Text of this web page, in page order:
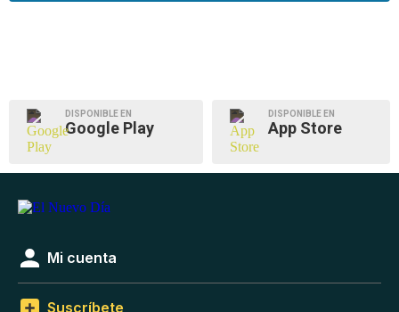
DISPONIBLE EN
Google Play
DISPONIBLE EN
App Store
Mi cuenta
Suscríbete